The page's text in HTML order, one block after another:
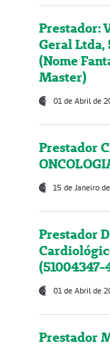
Prestador:
Geral Ltda,
(Nome
Master)
01 de Abril de
Prestador
15 de Janeiro
Prestador
(51004347-
01 de Abril de
Prestador